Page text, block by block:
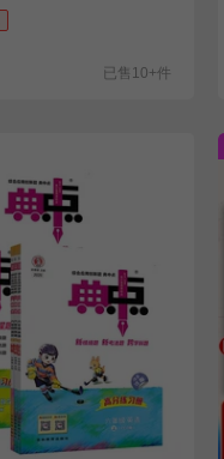
已售10+件